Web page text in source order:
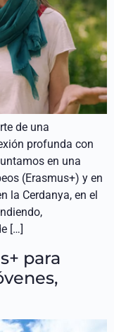
de una
profunda con
en una
(Erasmus+) y en
la Cerdanya, en el
[…]
para